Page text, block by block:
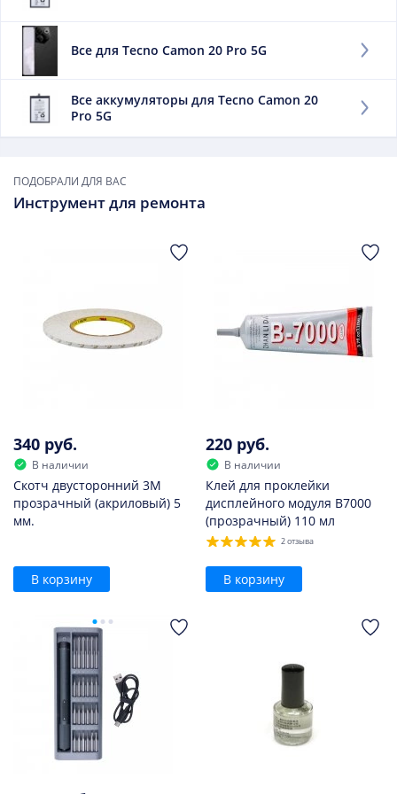
данный элемент, тем дольше работает мобильный
телефон без дозарядки.
он быстро выдыхается;
сильно нагревается при зарядке;
В дальнейшем использовать такой элемент опасно.
Все для Tecno Camon 20 Pro 5G
Все аккумуляторы для Tecno Camon 20
Pro 5G
ПОДОБРАЛИ ДЛЯ ВАС
Инструмент для ремонта
340 руб.
В наличии
Скотч двусторонний 3M
прозрачный (акриловый) 5
мм.
В корзину
220 руб.
В наличии
Клей для проклейки
дисплейного модуля B7000
(прозрачный) 110 мл
2 отзыва
В корзину